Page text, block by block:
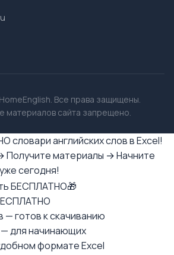
Все права защищены.
материалов сайта запрещено.
словари английских слов в Excel!
Получите материалы → Начните
сегодня!
БЕСПЛАТНО🎁
— готов к скачиванию
для начинающих
формате Excel